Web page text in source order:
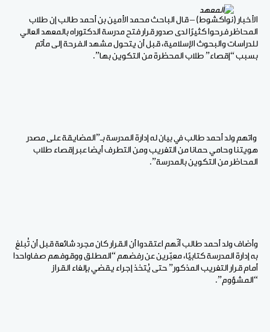
الأخبار (نواكشوط) – قال الباحث محمد الأمين بن أحمد طالب إن طلاب
المحاظر فرحوا كثيرًا لدى صدور قرار فتح مدرسة الدكتوراه بالمعهد العالي
للدراسات والبحوث الإسلامية، قبل أن يتحول مشهد الفرحة إلى مأتم
بسبب “إقصاء” طلاب المحظرة من التكوين بها”.
واتهم ولد أحمد طالب في بيان له إدارة المدرسة بـ”المضايقة على مصدر
هويتنا وحامي حمانا من التغريب ومن التطرف أيضا عبر إقصاء طلاب
المحاظر من التكوين بالمدرسة”.
وأضاف ولد أحمد طالب أنّهم اعتقدوا أن القرار كان مجرد شائعة قبل أن تُبلغ
به إدارة المدرسة كتابيًا، معبّرين عن رفضهم “المطلق ووقوفهم صفاواحدا
أمام قرار التغريب المذكور” حتى يُتخذ إجراء يقضي بإلغاء القراز
“المشؤوم”.